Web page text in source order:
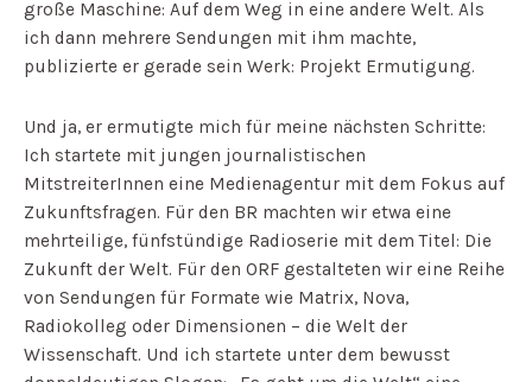
große Maschine: Auf dem Weg in eine andere Welt. Als
ich dann mehrere Sendungen mit ihm machte,
publizierte er gerade sein Werk: Projekt Ermutigung.
Und ja, er ermutigte mich für meine nächsten Schritte:
Ich startete mit jungen journalistischen
MitstreiterInnen eine Medienagentur mit dem Fokus auf
Zukunftsfragen. Für den BR machten wir etwa eine
mehrteilige, fünfstündige Radioserie mit dem Titel: Die
Zukunft der Welt. Für den ORF gestalteten wir eine Reihe
von Sendungen für Formate wie Matrix, Nova,
Radiokolleg oder Dimensionen – die Welt der
Wissenschaft. Und ich startete unter dem bewusst